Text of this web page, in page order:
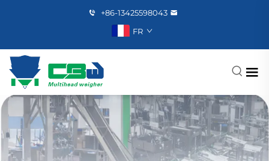
+86-13425598043
FR